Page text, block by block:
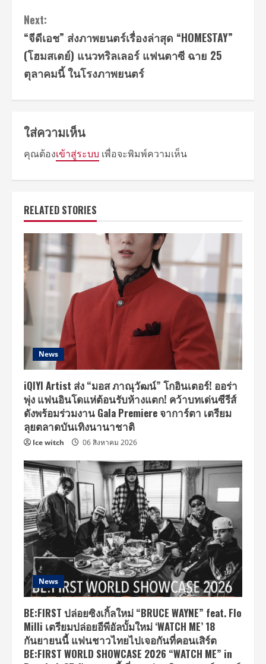
Next:
“จีดีเอช” ส่งภาพยนตร์เรื่องล่าสุด “HOMESTAY”
(โฮมสเตย์) แนวทริลเลอร์ แฟนตาซี ฉาย 25
ตุลาคมนี้ ในโรงภาพยนตร์
ใส่ความเห็น
คุณต้องเข้าสู่ระบบ เพื่อจะพิมพ์ความเห็น
RELATED STORIES
News
iQIYI Artist ส่ง “มอส ภาณุวัฒน์” โกอินเตอร์! ออร่า
พุ่ง แฟนอินโดแห่ต้อนรับห้างแตก! คว้าบทเด่นซีรีส์
ดังพร้อมร่วมงาน Gala Premiere จาการ์ตา เตรียม
ลุยตลาดบันเทิงนานาชาติ
Ice witch 06 สิงหาคม 2026
News
BE:FIRST ปล่อยซิงเกิ้ลใหม่ “BRUCE WAYNE” feat. Flo
Milli เตรียมปล่อยอีพีอัลบั้มใหม่ ‘WATCH ME’ 18
กันยายนนี้ แฟนชาวไทยไปเจอกันที่คอนเสิร์ต
BE:FIRST WORLD SHOWCASE 2026 “WATCH ME” in